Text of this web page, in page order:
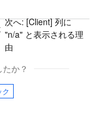
次へ:[Client] 列に
"n/a" と表示される理
由
か？